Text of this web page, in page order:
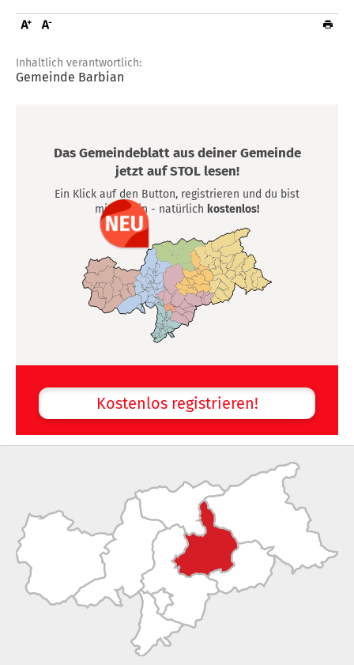
Inhaltlich verantwortlich:
Gemeinde Barbian
Das Gemeindeblatt aus deiner Gemeinde
jetzt auf STOL lesen!
Ein Klick auf den Button, registrieren und du bist
mittendrin - natürlich kostenlos!
Kostenlos registrieren!